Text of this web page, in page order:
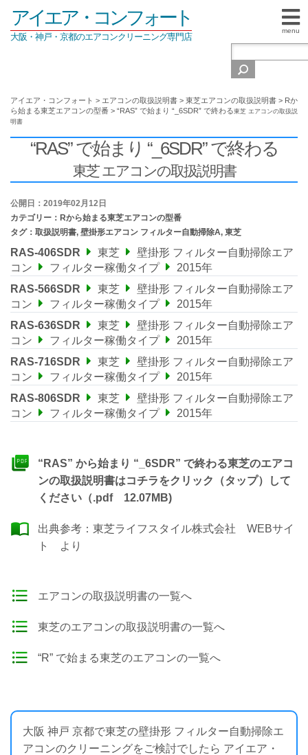
menu
アイエア・コンフォート
大阪・神戸・京都のエアコンクリーニング専門店
アイエア・コンフォート > エアコンの取扱説明書 > 東芝エアコンの取扱説明書 > Rか
ら始まる東芝エアコンの型番 > “RAS” で始まり “_6SDR” で終わる東芝 エアコンの取扱説
明書
“RAS” で始まり “_6SDR” で終わる
東芝 エアコンの取扱説明書
公開日：2019年02月12日
カテゴリー： Rから始まる東芝エアコンの型番
タグ： 取扱説明書, 壁掛形エアコン フィルター自動掃除A, 東芝
RAS-406SDR 東芝
壁掛形 フィルター自動掃除エア
コン
フィルター稼働タイプ
2015年
RAS-566SDR
東芝
壁掛形 フィルター自動掃除エア
コン
フィルター稼働タイプ
2015年
RAS-636SDR
東芝
壁掛形 フィルター自動掃除エア
コン
フィルター稼働タイプ
2015年
RAS-716SDR
東芝
壁掛形 フィルター自動掃除エア
コン
フィルター稼働タイプ
2015年
RAS-806SDR
東芝
壁掛形 フィルター自動掃除エア
コン
フィルター稼働タイプ 2015年
“RAS” から始まり “_6SDR” で終わる東芝のエアコ
ンの取扱説明書はコチラをクリック（タップ）して
ください（.pdf 12.07MB)
出典参考： 東芝ライフスタイル株式会社 WEBサイ
ト
より
エアコンの取扱説明書の一覧へ
東芝のエアコンの取扱説明書の一覧へ
“R” で始まる東芝のエアコンの一覧へ
大阪 神戸 京都で東芝の壁掛形 フィルター自動掃除エ
アコンのクリーニングをご検討でしたら アイエア・